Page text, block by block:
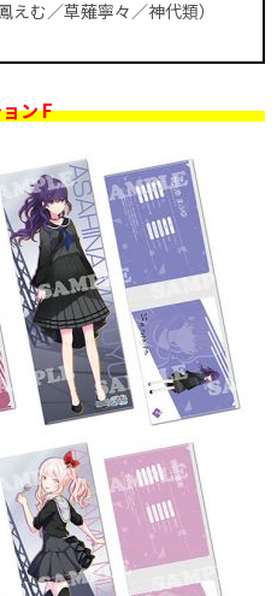
む／草薙寧々／神代類）
ン F